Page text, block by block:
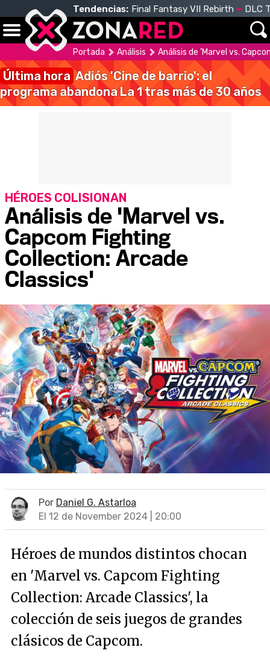
Tendencias: Final Fantasy VII Rebirth DLC
Portada Análisis Análisis de 'Marvel vs.
Última hora Adiós 'Cine de barrio': el
programa abandona La 1 tras más de 30 años
Análisis de 'Marvel vs.
Capcom Fighting
Collection: Arcade
Classics'
HÉROES COLISIONAN
Por Daniel G. Astarloa
El 12 de November 2024 | 20:00
Héroes de mundos distintos chocan
en 'Marvel vs. Capcom Fighting
Collection: Arcade Classics', la
colección de seis juegos de grandes
clásicos de Capcom.